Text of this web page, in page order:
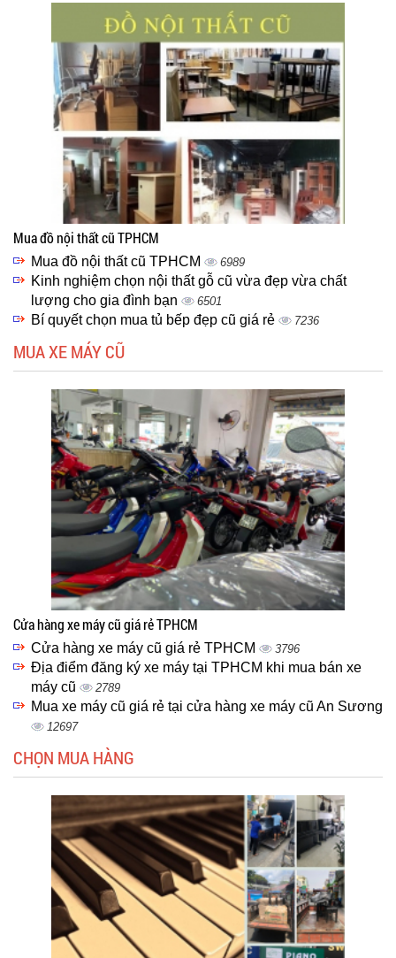
Mua đồ nội thất cũ TPHCM
Mua đồ nội thất cũ TPHCM 6989
Kinh nghiệm chọn nội thất gỗ cũ vừa đẹp vừa chất
lượng cho gia đình bạn
6501
Bí quyết chọn mua tủ bếp đẹp cũ giá rẻ 7236
MUA XE MÁY CŨ
Cửa hàng xe máy cũ giá rẻ TPHCM
Cửa hàng xe máy cũ giá rẻ TPHCM 3796
Địa điểm đăng ký xe máy tại TPHCM khi mua bán xe
máy cũ
2789
Mua xe máy cũ giá rẻ tại cửa hàng xe máy cũ An Sương
12697
CHỌN MUA HÀNG